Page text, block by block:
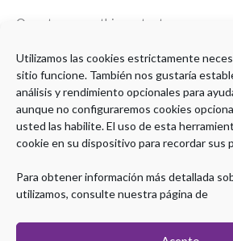
Utilizamos las cookies estrictamente
sitio funcione. También nos gustaría
análisis y rendimiento opcionales para
aunque no configuraremos cookies
usted las habilite. El uso de esta
cookie en su dispositivo para recordar sus
Para obtener información más detallada
utilizamos, consulte nuestra página de
Open to access this content
idea
hasta
la
publicación
de
Leer más »
1 2